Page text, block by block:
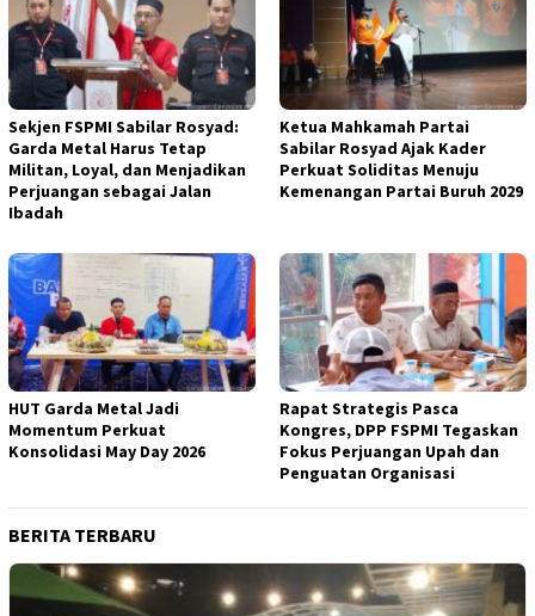
Sekjen FSPMI Sabilar Rosyad:
Garda Metal Harus Tetap
Militan, Loyal, dan Menjadikan
Perjuangan sebagai Jalan
Ibadah
Ketua Mahkamah Partai
Sabilar Rosyad Ajak Kader
Perkuat Soliditas Menuju
Kemenangan Partai Buruh 2029
HUT Garda Metal Jadi
Momentum Perkuat
Konsolidasi May Day 2026
Rapat Strategis Pasca
Kongres, DPP FSPMI Tegaskan
Fokus Perjuangan Upah dan
Penguatan Organisasi
BERITA TERBARU